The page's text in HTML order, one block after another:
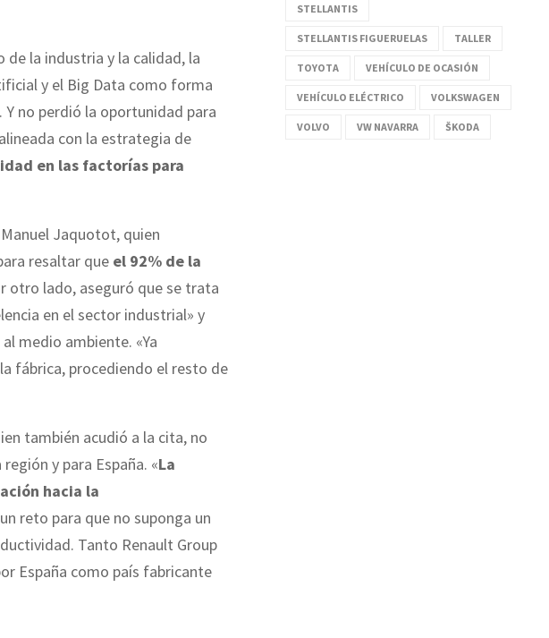
de la industria y la calidad, la
y el Big Data como forma
no perdió la oportunidad para
con la estrategia de
en las factorías para
Jaquotot, quien
resaltar que el 92% de la
otro lado, aseguró que se trata
en el sector industrial» y
medio ambiente. «Ya
fábrica, procediendo el resto de
también acudió a la cita, no
y para España. «La
hacia la
reto para que no suponga un
Tanto Renault Group
España como país fabricante
STELLANTIS
STELLANTIS FIGUERUELAS TALLER
TOYOTA VEHÍCULO DE OCASIÓN
VEHÍCULO ELÉCTRICO VOLKSWAGEN
VOLVO VW NAVARRA ŠKODA